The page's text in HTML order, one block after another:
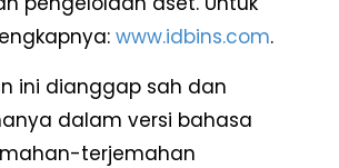
www.idbins.com.
ini dianggap sah dan
dalam versi bahasa
terjemahan